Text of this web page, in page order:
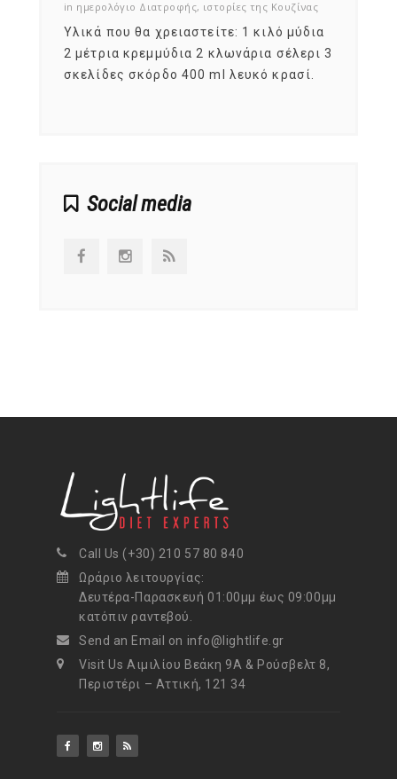
in ημερολόγιο Διατροφής, ιστορίες της Κουζίνας
Υλικά που θα χρειαστείτε: 1 κιλό μύδια
2 μέτρια κρεμμύδια 2 κλωνάρια σέλερι 3
σκελίδες σκόρδο 400 ml λευκό κρασί.
Social media
Call Us (+30) 210 57 80 840
Ωράριο λειτουργίας:
Δευτέρα-Παρασκευή 01:00μμ έως 09:00μμ
κατόπιν ραντεβού.
Send an Email on info@lightlife.gr
Visit Us Αιμιλίου Βεάκη 9Α & Ρούσβελτ 8,
Περιστέρι – Αττική, 121 34